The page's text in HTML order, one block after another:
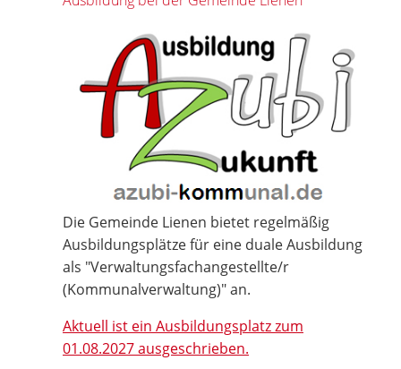
Die Gemeinde Lienen bietet regelmäßig
Ausbildungsplätze für eine duale Ausbildung
als "Verwaltungsfachangestellte/r
(Kommunalverwaltung)" an.
Aktuell ist ein Ausbildungsplatz zum
01.08.2027 ausgeschrieben.